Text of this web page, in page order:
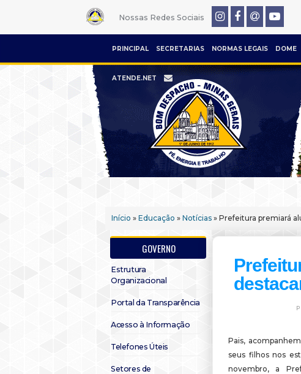
Nossas Redes Sociais
PRINCIPAL SECRETARIAS NORMAS LEGAIS DOME
ATENDE.NET
Início » Educação » Notícias » Prefeitura premiará
GOVERNO
Estrutura
Organizacional
Portal da Transparência
Acesso à Informação
Telefones Úteis
Setores de
Pais,
seus filhos nos
novembro, a